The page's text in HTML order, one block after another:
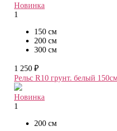
Новинка
1
150 см
200 см
300 см
1 250 ₽
Рельс R10 грунт. белый
Новинка
1
200 см